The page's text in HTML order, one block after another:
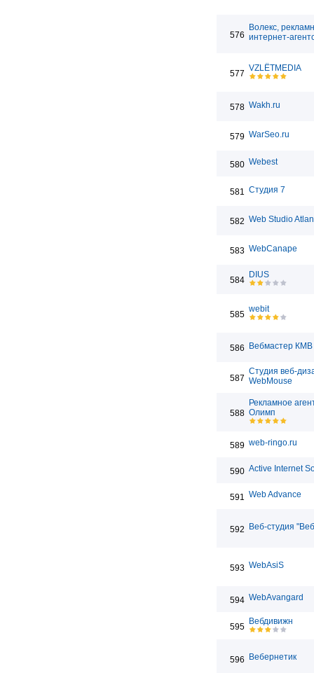
576
Волекс,
интернет-
577
VZLЁTMEDIA
578 Wakh.ru
579 WarSeo.ru
580 Webest
581 Студия 7
582 Web Studio
583 WebCanape
584
DIUS
585
webit
586 Вебмастер КМВ
587
Студия веб-
WebMouse
588
Рекламное
Олимп
589 web-ringo.ru
590 Active Internet
591 Web Advance
592 Веб-студия
593 WebAsiS
594 WebAvangard
595
Вебдивижн
596 Вебернетик